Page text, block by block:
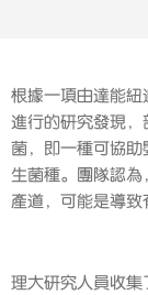
根據一項由達能
進行的研究發現
菌，即一種可協
生菌種。團隊認
產道，可能是導致
理大研究人員收